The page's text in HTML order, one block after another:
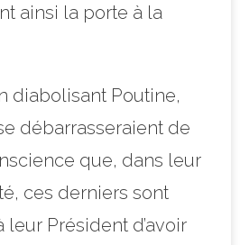
ainsi la porte à la
diabolisant Poutine,
débarrasseraient de
que, dans leur
ces derniers sont
leur Président d’avoir